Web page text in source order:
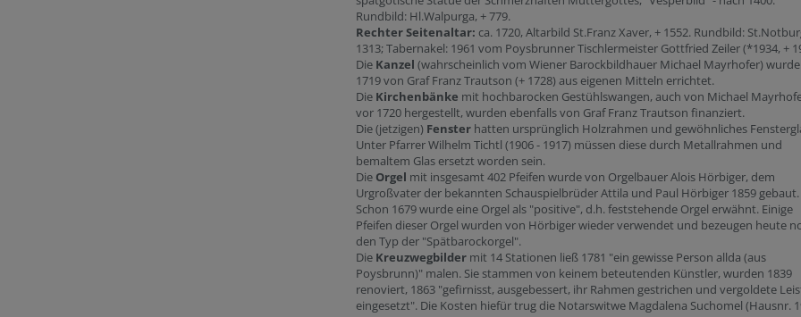
Rundbild: Hl.Walpurga, + 779.
Rechter Seitenaltar: ca. 1720, Altarbild St.Franz Xaver, + 1552. Rundbild:
1313; Tabernakel: 1961 vom Poysbrunner Tischlermeister Gottfried Zeiler (*1934, +
Die Kanzel (wahrscheinlich vom Wiener Barockbildhauer Michael Mayrhofer)
1719 von Graf Franz Trautson (+ 1728) aus eigenen Mitteln errichtet.
Die Kirchenbänke mit hochbarocken Gestühlswangen, auch von Michael
vor 1720 hergestellt, wurden ebenfalls von Graf Franz Trautson finanziert.
Die (jetzigen) Fenster hatten ursprünglich Holzrahmen und gewöhnliches
Unter Pfarrer Wilhelm Tichtl (1906 - 1917) müssen diese durch Metallrahmen und
bemaltem Glas ersetzt worden sein.
Die Orgel mit insgesamt 402 Pfeifen wurde von Orgelbauer Alois Hörbiger, dem
Urgroßvater der bekannten Schauspielbrüder Attila und Paul Hörbiger 1859 gebaut.
Schon 1679 wurde eine Orgel als "positive", d.h. feststehende Orgel erwähnt. Einige
Pfeifen dieser Orgel wurden von Hörbiger wieder verwendet und bezeugen heute
den Typ der "Spätbarockorgel".
Die Kreuzwegbilder mit 14 Stationen ließ 1781 "ein gewisse Person allda (aus
Poysbrunn)" malen. Sie stammen von keinem beteutenden Künstler, wurden 1839
renoviert, 1863 "gefirnisst, ausgebessert, ihr Rahmen gestrichen und vergoldete
eingesetzt". Die Kosten hiefür trug die Notarswitwe Magdalena Suchomel (Hausnr.